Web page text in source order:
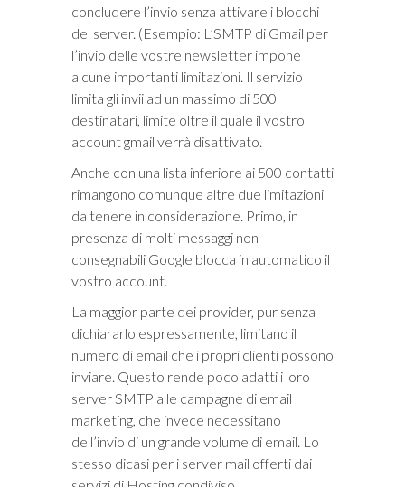
concludere l’invio senza attivare i blocchi
del server. (Esempio: L’SMTP di Gmail per
l’invio delle vostre newsletter impone
alcune importanti limitazioni. Il servizio
limita gli invii ad un massimo di 500
destinatari, limite oltre il quale il vostro
account gmail verrà disattivato.
Anche con una lista inferiore ai 500 contatti
rimangono comunque altre due limitazioni
da tenere in considerazione. Primo, in
presenza di molti messaggi non
consegnabili Google blocca in automatico il
vostro account.
La maggior parte dei provider, pur senza
dichiararlo espressamente, limitano il
numero di email che i propri clienti possono
inviare. Questo rende poco adatti i loro
server SMTP alle campagne di email
marketing, che invece necessitano
dell’invio di un grande volume di email. Lo
stesso dicasi per i server mail offerti dai